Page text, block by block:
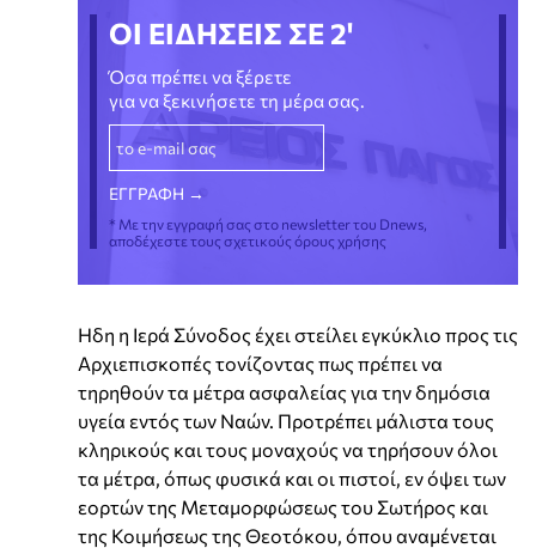
ΟΙ ΕΙΔΗΣΕΙΣ ΣΕ 2'
Όσα πρέπει να ξέρετε
για να ξεκινήσετε τη μέρα σας.
* Με την εγγραφή σας στο newsletter του Dnews,
αποδέχεστε τους σχετικούς όρους χρήσης
Ηδη η Ιερά Σύνοδος έχει στείλει εγκύκλιο προς τις
Αρχιεπισκοπές τονίζοντας πως πρέπει να
τηρηθούν τα μέτρα ασφαλείας για την δημόσια
υγεία εντός των Ναών. Προτρέπει μάλιστα τους
κληρικούς και τους μοναχούς να τηρήσουν όλοι
τα μέτρα, όπως φυσικά και οι πιστοί, εν όψει των
εορτών της Μεταμορφώσεως του Σωτήρος και
της Κοιμήσεως της Θεοτόκου, όπου αναμένεται